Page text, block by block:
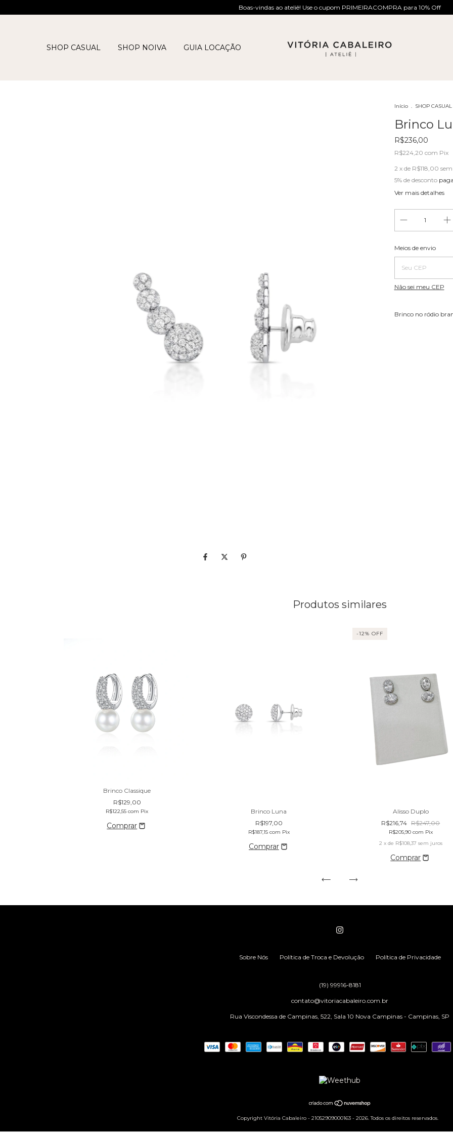
Boas-vindas ao ateliê! Use o cupom PRIMEIRACOMPRA para 10% Off
SHOP CASUAL SHOP NOIVA GUIA LOCAÇÃO
Início . SHOP CASUAL
Brinco
R$236,00
R$224,20 com Pix
2 x de R$118,00
5% de desconto
Ver mais detalhes
Entregas para o CEP:
Meios de envio
Não sei meu CEP
Brinco no ródio
Produtos similares
Brinco Classique
R$129,00
R$122,55com Pix
Brinco Luna
R$197,00
R$187,15 com Pix
-12% OFF
Alisso Duplo
R$216,74 R$247,00
R$205,90 com Pix
2 x de R$108,37 sem juros
Sobre Nós Política de Troca e Devolução Política de Privacidade
(19) 99916-8181
contato@vitoriacabaleiro.com.br
Rua Viscondessa de Campinas, 522, Sala 10 Nova Campinas - Campinas, SP
Copyright Vitória Cabaleiro - 21052909000163 - 2026. Todos os direitos reservados.